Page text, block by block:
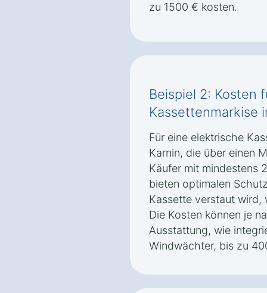
zu 1500 € kosten.
Beispiel 2: Kosten
Kassettenmarkise
Für eine elektrische
Karnin, die über einen
Käufer mit mindestens
bieten optimalen
Kassette verstaut wird,
Die Kosten können je
Ausstattung, wie
Windwächter, bis zu